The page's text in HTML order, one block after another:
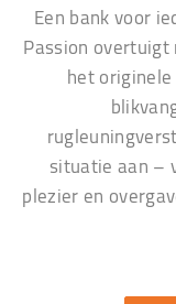
Een bank voor
Passion
het
situatie aan –
plezier en